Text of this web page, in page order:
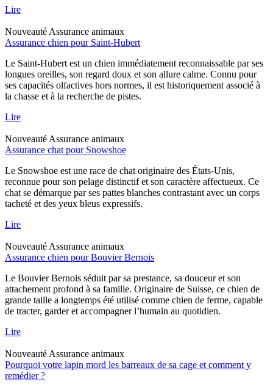
Lire
Nouveauté Assurance animaux
Assurance chien pour Saint-Hubert
Le Saint-Hubert est un chien immédiatement reconnaissable par ses
longues oreilles, son regard doux et son allure calme. Connu pour
ses capacités olfactives hors normes, il est historiquement associé à
la chasse et à la recherche de pistes.
Lire
Nouveauté Assurance animaux
Assurance chat pour Snowshoe
Le Snowshoe est une race de chat originaire des États-Unis,
reconnue pour son pelage distinctif et son caractère affectueux. Ce
chat se démarque par ses pattes blanches contrastant avec un corps
tacheté et des yeux bleus expressifs.
Lire
Nouveauté Assurance animaux
Assurance chien pour Bouvier Bernois
Le Bouvier Bernois séduit par sa prestance, sa douceur et son
attachement profond à sa famille. Originaire de Suisse, ce chien de
grande taille a longtemps été utilisé comme chien de ferme, capable
de tracter, garder et accompagner l’humain au quotidien.
Lire
Nouveauté Assurance animaux
Pourquoi votre lapin mord les barreaux de sa cage et comment y
remédier ?